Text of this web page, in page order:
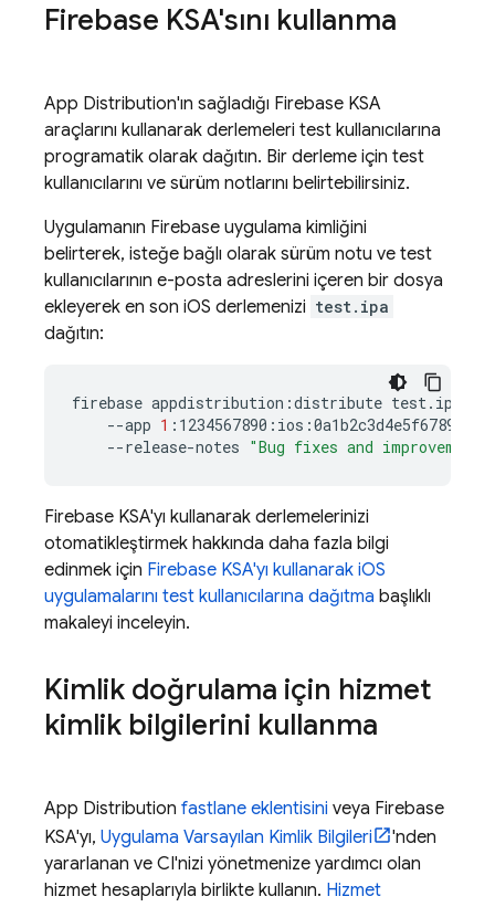
Firebase KSA'sını kullanma
App Distribution'ın sağladığı Firebase KSA
araçlarını kullanarak derlemeleri test kullanıcılarına
programatik olarak dağıtın. Bir derleme için test
kullanıcılarını ve sürüm notlarını belirtebilirsiniz.
Uygulamanın Firebase uygulama kimliğini
belirterek, isteğe bağlı olarak sürüm notu ve test
kullanıcılarının e-posta adreslerini içeren bir dosya
ekleyerek en son iOS derlemenizi test.ipa
dağıtın:
firebase appdistribution:distribute test.ipa
--app 1 :1234567890:ios:0a1b2c3d4e5f67890
--release-notes "Bug fixes and
Firebase KSA'yı kullanarak derlemelerinizi
otomatikleştirmek hakkında daha fazla bilgi
edinmek için Firebase KSA'yı kullanarak iOS
uygulamalarını test kullanıcılarına dağıtma başlıklı
makaleyi inceleyin.
Kimlik doğrulama için hizmet
kimlik bilgilerini kullanma
App Distribution fastlane eklentisini veya Firebase
KSA'yı, Uygulama Varsayılan Kimlik Bilgileri
'nden
yararlanan ve CI'nizi yönetmenize yardımcı olan
hizmet hesaplarıyla birlikte kullanın. Hizmet